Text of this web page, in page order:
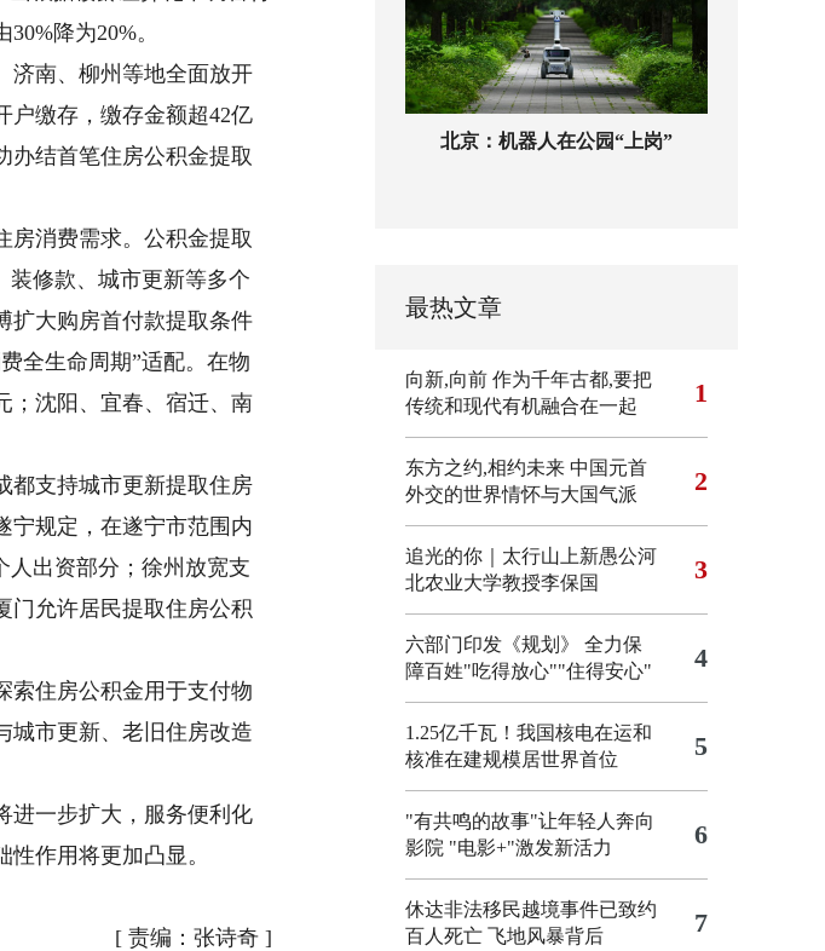
降为20%。
南、柳州等地全面放开
户缴存，缴存金额超42亿
办结首笔住房公积金提取
消费需求。公积金提取
装修款、城市更新等多个
扩大购房首付款提取条件
全生命周期”适配。在物
；沈阳、宜春、宿迁、南
支持城市更新提取住房
宁规定，在遂宁市范围内
人出资部分；徐州放宽支
门允许居民提取住房公积
住房公积金用于支付物
城市更新、老旧住房改造
一步扩大，服务便利化
作用将更加凸显。
[ 责编：张诗奇 ]
北京：机器人在公园“上岗”
最热文章
向新,向前 作为千年古都,要把
传统和现代有机融合在一起
1
东方之约,相约未来 中国元首
外交的世界情怀与大国气派
2
追光的你｜太行山上新愚公河
北农业大学教授李保国
3
六部门印发《规划》 全力保
障百姓"吃得放心""住得安心"
4
1.25亿千瓦！我国核电在运和
核准在建规模居世界首位
5
"有共鸣的故事"让年轻人奔向
影院 "电影+"激发新活力 6
休达非法移民越境事件已致约
百人死亡 飞地风暴背后 7